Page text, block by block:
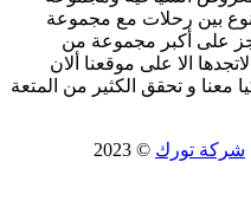
بين رحلات مع مجموعة
على أكبر مجموعة من
الا على موقعنا ألان
معنا و تحقق الكثير من المتعة
شركة تورك © 2023